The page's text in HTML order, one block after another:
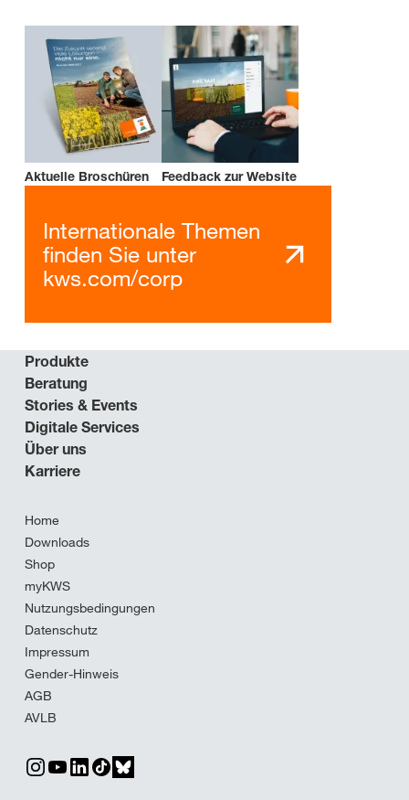
Aktuelle Broschüren Feedback zur Website
Internationale Themen
finden Sie unter
kws.com/corp
Produkte
Beratung
Stories & Events
Digitale Services
Über uns
Karriere
Home
Downloads
Shop
myKWS
Nutzungsbedingungen
Datenschutz
Impressum
Gender-Hinweis
AGB
AVLB